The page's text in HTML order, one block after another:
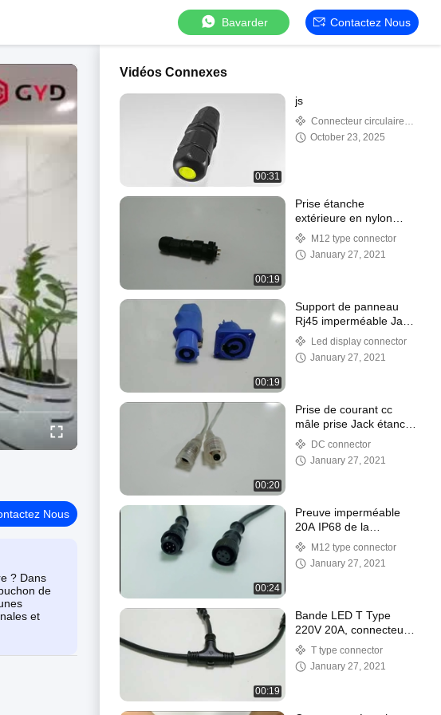
Bavarder Contactez Nous
Nous
? Dans
de
et
Vidéos Connexes
00:31
js
Connecteur circulaire
étanche à l'eau
October 23, 2025
00:19
Prise étanche
extérieure en nylon
PA66 à souder noir IP67
M12 type connector
January 27, 2021
00:19
Support de panneau
Rj45 imperméable Jack
étanche à la poussière
3P3C IP68
Led display connector
January 27, 2021
00:20
Prise de courant cc
mâle prise Jack étanche
connecteur cc
3.5*1.35mm
DC connector
January 27, 2021
00:24
Preuve imperméable
20A IP68 de la
poussière de
connecteur circulaire du
capteur M12
M12 type connector
January 27, 2021
00:19
Bande LED T Type
220V 20A, connecteur
de câble étanche 2 3 4
pôles
T type connector
January 27, 2021